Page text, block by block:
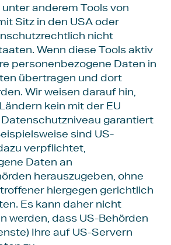
anderem Tools von
Sitz in den USA oder
nicht
Wenn diese Tools aktiv
personenbezogene Daten in
übertragen und dort
Wir weisen darauf hin,
kein mit der EU
garantiert
sind US-
verpflichtet,
Daten an
herauszugeben, ohne
hiergegen gerichtlich
Es kann daher nicht
werden, dass US-Behörden
Ihre auf US-Servern